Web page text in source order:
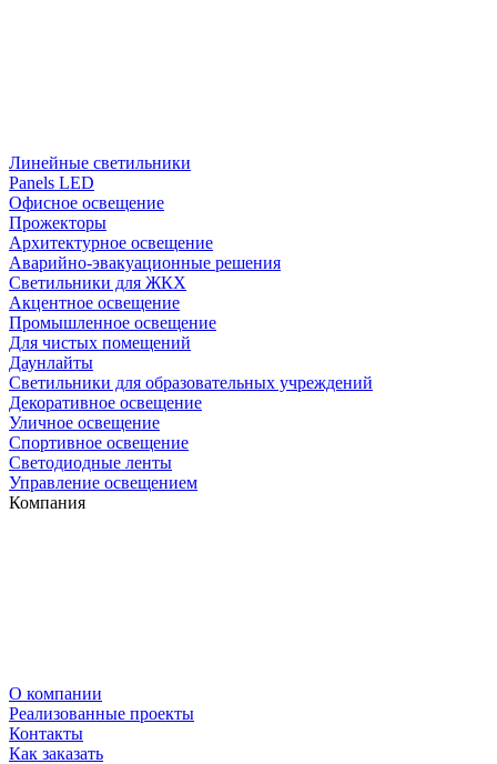
Линейные светильники
Panels LED
Офисное освещение
Прожекторы
Архитектурное освещение
Аварийно-эвакуационные решения
Светильники для ЖКХ
Акцентное освещение
Промышленное освещение
Для чистых помещений
Даунлайты
Светильники для образовательных учреждений
Декоративное освещение
Уличное освещение
Спортивное освещение
Светодиодные ленты
Управление освещением
Компания
О компании
Реализованные проекты
Контакты
Как заказать